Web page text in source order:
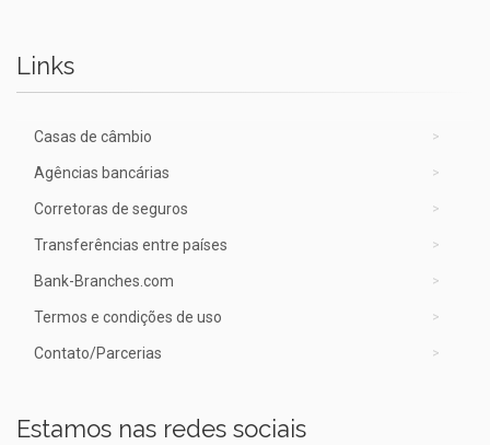
Links
Casas de câmbio
Agências bancárias
Corretoras de seguros
Transferências entre países
Bank-Branches.com
Termos e condições de uso
Contato/Parcerias
Estamos nas redes sociais